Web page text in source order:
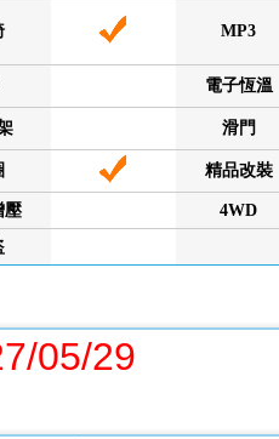
MP3
電子恆溫
滑門
精品改裝
壓
4WD
05/29